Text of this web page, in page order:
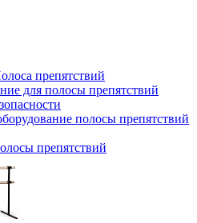
препятствий
для полосы препятствий
полосы препятствий
препятствий